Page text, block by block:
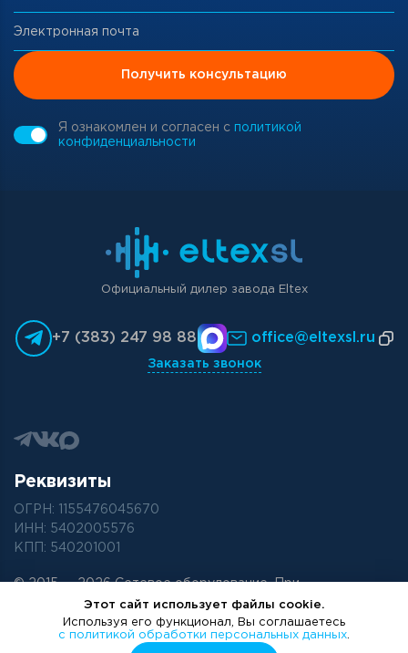
Электронная почта
Получить консультацию
Я ознакомлен и согласен с политикой
конфиденциальности
Официальный дилер завода Eltex
+7 (383) 247 98 88
Заказать звонок
office@eltexsl.ru
© 2015 —2026Сетевое оборудование. При
использовании материалов с сайта ссылка обязательна
Реквизиты
ОГРН: 1155476045670
ИНН: 5402005576
КПП: 540201001
Этот сайт использует файлы cookie.
Используя его функционал, Вы соглашаетесь
с политикой обработки персональных данных